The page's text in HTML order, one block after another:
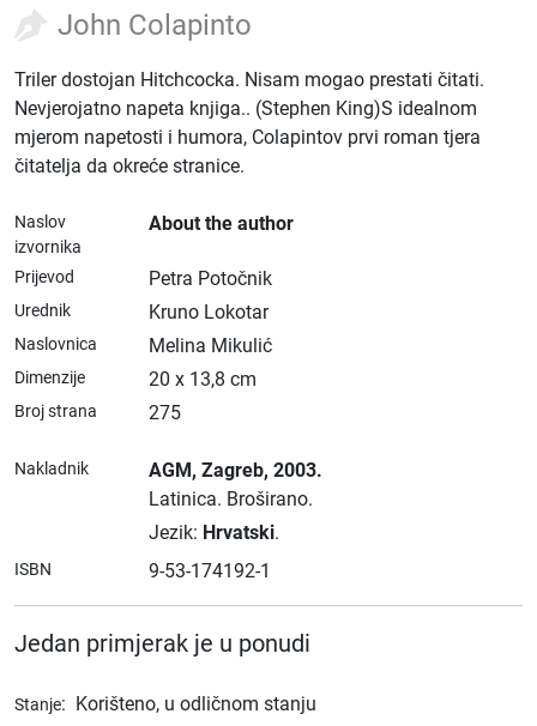
John Colapinto
Triler dostojan Hitchcocka. Nisam mogao prestati čitati.
Nevjerojatno napeta knjiga.. (Stephen King)S idealnom
mjerom napetosti i humora, Colapintov prvi roman tjera
čitatelja da okreće stranice.
Naslov
izvornika
About the author
Prijevod Petra Potočnik
Urednik Kruno Lokotar
Naslovnica Melina Mikulić
Dimenzije 20 x 13,8 cm
Broj strana 275
Nakladnik AGM, Zagreb, 2003.
Latinica. Broširano.
Jezik: Hrvatski.
ISBN 9-53-174192-1
Jedan primjerak je u ponudi
Stanje: Korišteno, u odličnom stanju